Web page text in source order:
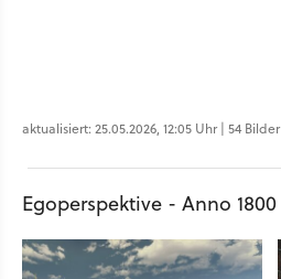
aktualisiert: 25.05.2026, 12:05 Uhr | 54 Bilder
Egoperspektive - Anno 1800